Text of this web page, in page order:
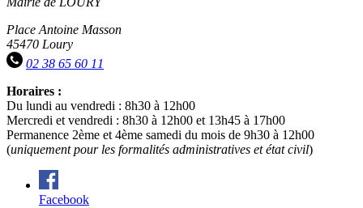
Place Antoine Masson
45470 Loury
02 38 65 60 11
Horaires :
Du lundi au vendredi : 8h30 à 12h00
Mercredi et vendredi : 8h30 à 12h00 et 13h45 à 17h00
Permanence 2ème et 4ème samedi du mois de 9h30 à 12h00
(uniquement pour les formalités administratives et état civil)
Facebook